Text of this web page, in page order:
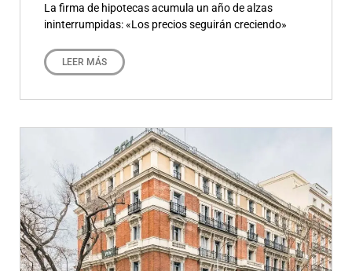
La firma de hipotecas acumula un año de alzas
ininterrumpidas: «Los precios seguirán creciendo»
LEER MÁS